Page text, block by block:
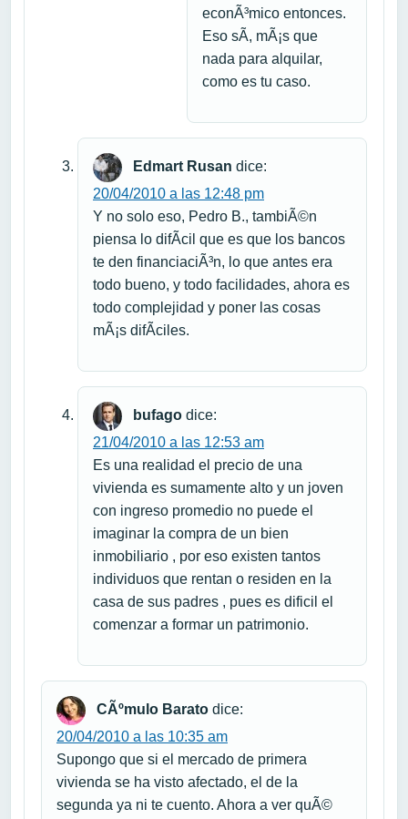
econÃ³mico entonces.
Eso sÃ­, mÃ¡s que
nada para alquilar,
como es tu caso.
Edmart Rusan dice:
20/04/2010 a las 12:48 pm
Y no solo eso, Pedro B., tambiÃ©n
piensa lo difÃ­cil que es que los bancos
te den financiaciÃ³n, lo que antes era
todo bueno, y todo facilidades, ahora es
todo complejidad y poner las cosas
mÃ¡s difÃ­ciles.
bufago dice:
21/04/2010 a las 12:53 am
Es una realidad el precio de una
vivienda es sumamente alto y un joven
con ingreso promedio no puede el
imaginar la compra de un bien
inmobiliario , por eso existen tantos
individuos que rentan o residen en la
casa de sus padres , pues es dificil el
comenzar a formar un patrimonio.
CÃºmulo Barato dice:
20/04/2010 a las 10:35 am
Supongo que si el mercado de primera
vivienda se ha visto afectado, el de la
segunda ya ni te cuento. Ahora a ver quÃ©